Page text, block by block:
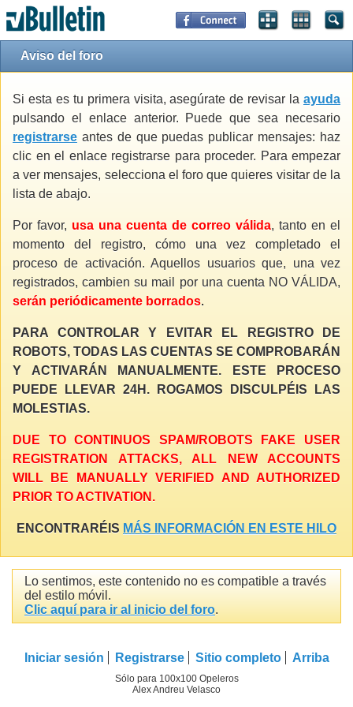
Aviso del foro
Si esta es tu primera visita, asegúrate de revisar la ayuda
pulsando el enlace anterior. Puede que sea necesario
registrarse antes de que puedas publicar mensajes: haz
clic en el enlace registrarse para proceder. Para empezar
a ver mensajes, selecciona el foro que quieres visitar de la
lista de abajo.
Por favor, usa una cuenta de correo válida, tanto en el
momento del registro, cómo una vez completado el
proceso de activación. Aquellos usuarios que, una vez
registrados, cambien su mail por una cuenta NO VÁLIDA,
serán periódicamente borrados.
PARA CONTROLAR Y EVITAR EL REGISTRO DE
ROBOTS, TODAS LAS CUENTAS SE COMPROBARÁN
Y ACTIVARÁN MANUALMENTE. ESTE PROCESO
PUEDE LLEVAR 24H. ROGAMOS DISCULPÉIS LAS
MOLESTIAS.
DUE TO CONTINUOS SPAM/ROBOTS FAKE USER
REGISTRATION ATTACKS, ALL NEW ACCOUNTS
WILL BE MANUALLY VERIFIED AND AUTHORIZED
PRIOR TO ACTIVATION.
ENCONTRARÉIS MÁS INFORMACIÓN EN ESTE HILO
Lo sentimos, este contenido no es compatible a través
del estilo móvil.
Clic aquí para ir al inicio del foro.
Iniciar sesión Registrarse Sitio completo Arriba
Sólo para 100x100 Opeleros
Alex Andreu Velasco